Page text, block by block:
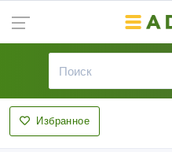
Избранное